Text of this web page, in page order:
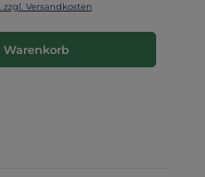
zzgl. Versandkosten
Warenkorb